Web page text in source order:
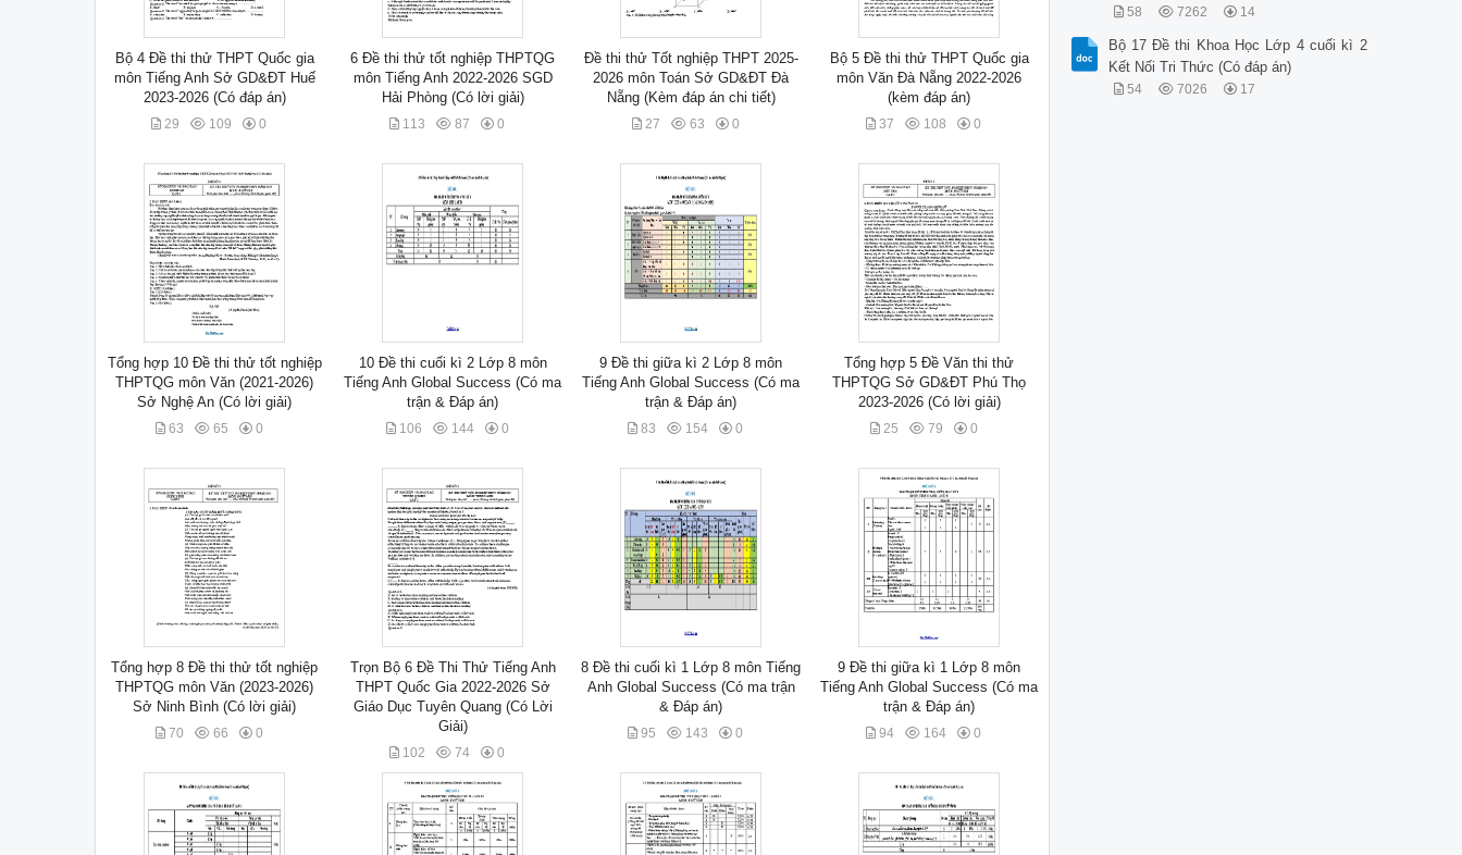
Bộ 4 Đề thi thử THPT Quốc gia
môn Tiếng Anh Sở GD&ĐT Huế
2023-2026 (Có đáp án)
29 109 0
6 Đề thi thử tốt nghiệp THPTQG
môn Tiếng Anh 2022-2026 SGD
Hải Phòng (Có lời giải)
113 87 0
Đề thi thử Tốt nghiệp THPT 2025-
2026 môn Toán Sở GD&ĐT Đà
Nẵng (Kèm đáp án chi tiết)
27 63 0
Bộ 5 Đề thi thử THPT Quốc gia
môn Văn Đà Nẵng 2022-2026
(kèm đáp án)
37 108 0
Tổng hợp 10 Đề thi thử tốt nghiệp
THPTQG môn Văn (2021-2026)
Sở Nghệ An (Có lời giải)
63 65 0
10 Đề thi cuối kì 2 Lớp 8 môn
Tiếng Anh Global Success (Có ma
trận & Đáp án)
106 144 0
9 Đề thi giữa kì 2 Lớp 8 môn
Tiếng Anh Global Success (Có ma
trận & Đáp án)
83 154 0
Tổng hợp 5 Đề Văn thi thử
THPTQG Sở GD&ĐT Phú Thọ
2023-2026 (Có lời giải)
25 79 0
Tổng hợp 8 Đề thi thử tốt nghiệp
THPTQG môn Văn (2023-2026)
Sở Ninh Bình (Có lời giải)
70 66 0
Trọn Bộ 6 Đề Thi Thử Tiếng Anh
THPT Quốc Gia 2022-2026 Sở
Giáo Dục Tuyên Quang (Có Lời
Giải)
102 74 0
8 Đề thi cuối kì 1 Lớp 8 môn Tiếng
Anh Global Success (Có ma trận
& Đáp án)
95 143 0
9 Đề thi giữa kì 1 Lớp 8 môn
Tiếng Anh Global Success (Có ma
trận & Đáp án)
94 164 0
58 7262 14
Bộ 17 Đề thi Khoa Học Lớp 4 cuối kì 2
Kết Nối Tri Thức (Có đáp án)
54 7026 17